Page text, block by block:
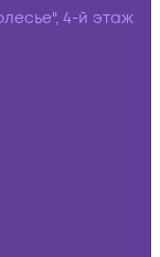
4-й этаж